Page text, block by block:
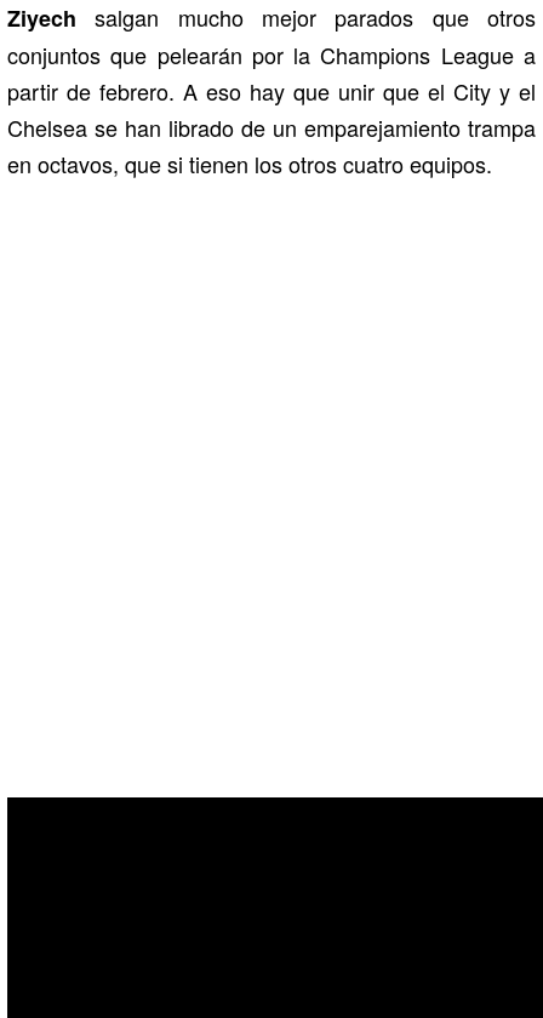
Ziyech salgan mucho mejor parados que otros
conjuntos que pelearán por la Champions League a
partir de febrero. A eso hay que unir que el City y el
Chelsea se han librado de un emparejamiento trampa
en octavos, que si tienen los otros cuatro equipos.